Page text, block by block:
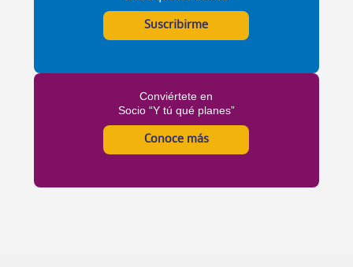
Suscribirme
Conviértete en
Socio “Y tú qué planes”
Conoce más